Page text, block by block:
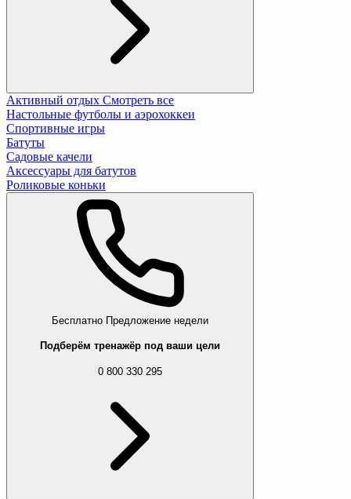
Активный отдых Смотреть все
Настольные футболы и аэрохоккеи
Спортивные игры
Батуты
Садовые качели
Аксессуары для батутов
Роликовые коньки
Бесплатно Предложение недели
Подберём тренажёр под ваши цели
0 800 330 295